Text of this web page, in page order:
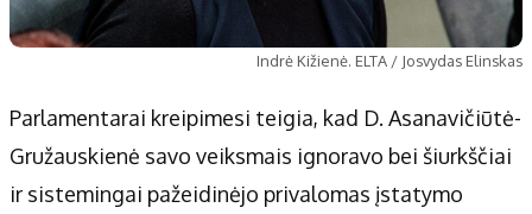
Indrė Kižienė. ELTA / Josvydas Elinskas
Parlamentarai kreipimesi teigia, kad D. Asanavičiūtė-
Gružauskienė savo veiksmais ignoravo bei šiurkščiai
ir sistemingai pažeidinėjo privalomas įstatymo